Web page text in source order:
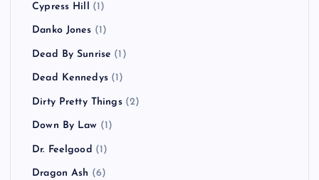
Cypress Hill (1)
Danko Jones (1)
Dead By Sunrise (1)
Dead Kennedys(1)
Dirty Pretty Things(2)
Down By Law (1)
Dr. Feelgood (1)
Dragon Ash (6)